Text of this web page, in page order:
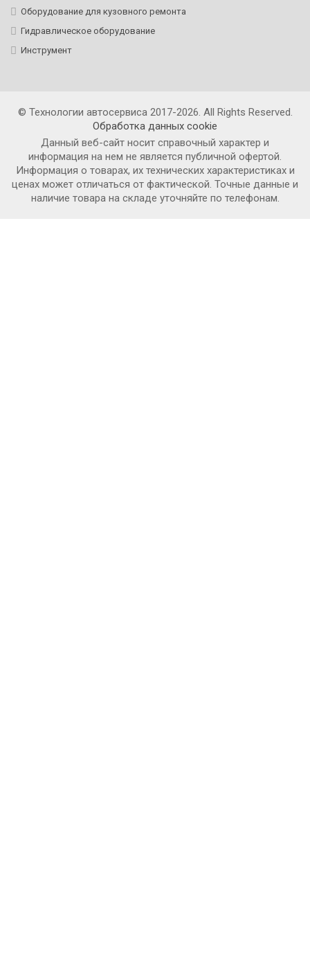
Оборудование для кузовного ремонта
Гидравлическое оборудование
Инструмент
© Технологии автосервиса 2017-2026. All Rights Reserved.
Обработка данных сookie
Данный веб-сайт носит справочный характер и
информация на нем не является публичной офертой.
Информация о товарах, их технических характеристиках и
ценах может отличаться от фактической. Точные данные и
наличие товара на складе уточняйте по телефонам.